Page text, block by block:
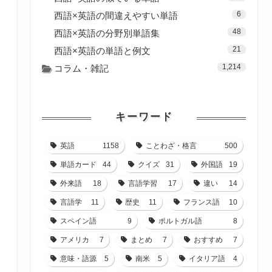
西語×英語の間違えやすい単語 6
西語×英語の分野別単語集 48
西語×英語の単語と例文 21
コラム・雑記 1,214
キーワード
英語 1158 ことわざ・格言 500
単語カード 44 クイズ 31 外国語 19
外来語 18 言語学習 17 違い 14
言語学 11 歴史 11 フランス語 10
スペイン語 9 ポルトガル語 8
アメリカ 7 まとめ 7 おすすめ 7
意味・語源 5 南米 5 イタリア語 4